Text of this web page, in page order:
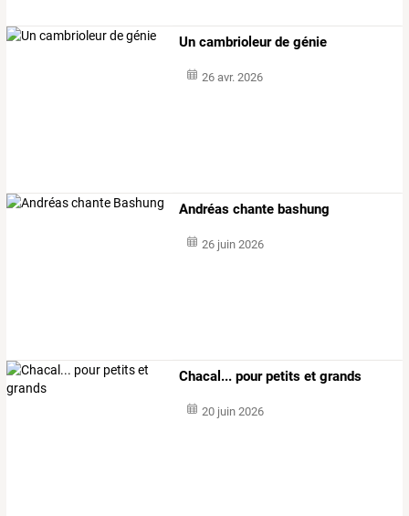
Un cambrioleur de génie
26 avr. 2026
Andréas chante bashung
26 juin 2026
Chacal... pour petits et grands
20 juin 2026